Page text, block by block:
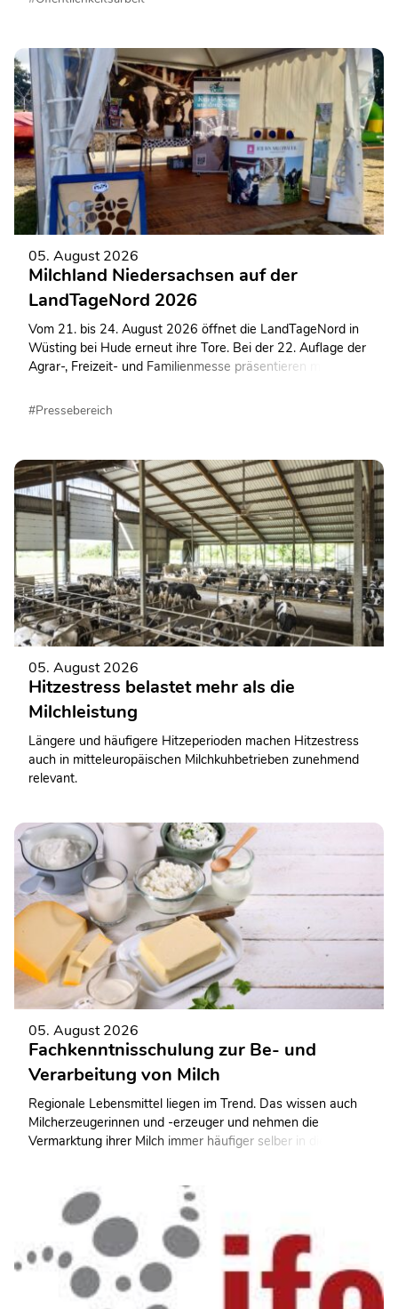
05. August 2026
Milchland Niedersachsen auf der
LandTageNord 2026
Vom 21. bis 24. August 2026 öffnet die LandTageNord in
Wüsting bei Hude erneut ihre Tore. Bei der 22. Auflage der
Agrar-, Freizeit- und Familienmesse präsentieren mehr als
rund 130.000 Quadratmeter großen
Mitmachangebot vertreten.
#Pressebereich
05. August 2026
Hitzestress belastet mehr als die
Milchleistung
Längere und häufigere Hitzeperioden machen Hitzestress
auch in mitteleuropäischen Milchkuhbetrieben zunehmend
relevant.
05. August 2026
Fachkenntnisschulung zur Be- und
Verarbeitung von Milch
Regionale Lebensmittel liegen im Trend. Das wissen auch
Milcherzeugerinnen und -erzeuger und nehmen die
Vermarktung ihrer Milch immer häufiger selber in die Hand.
Doch ohne Qualifizierung geht es nicht.